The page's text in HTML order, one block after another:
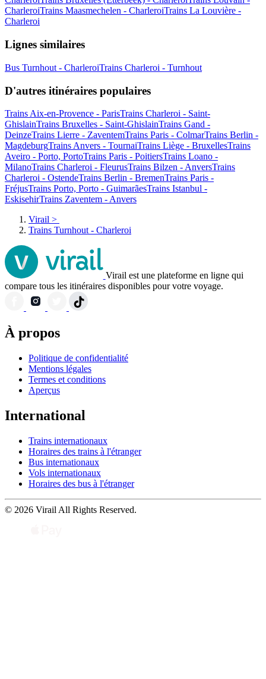
CharleroiTrains Maasmechelen - CharleroiTrains La Louvière -
Charleroi
Lignes similaires
Bus Turnhout - CharleroiTrains Charleroi - Turnhout
D'autres itinéraires populaires
Trains Aix-en-Provence - ParisTrains Charleroi - Saint-
GhislainTrains Bruxelles - Saint-GhislainTrains Gand -
DeinzeTrains Lierre - ZaventemTrains Paris - ColmarTrains Berlin -
MagdeburgTrains Anvers - TournaiTrains Liège - BruxellesTrains
Aveiro - Porto, PortoTrains Paris - PoitiersTrains Loano -
MilanoTrains Charleroi - FleurusTrains Bilzen - AnversTrains
Charleroi - OstendeTrains Berlin - BremenTrains Paris -
FréjusTrains Porto, Porto - GuimarãesTrains Istanbul -
EskisehirTrains Zaventem - Anvers
Virail >
Trains Turnhout - Charleroi
Virail est une plateforme en ligne qui
compare tous les itinéraires disponibles pour votre voyage.
À propos
Politique de confidentialité
Mentions légales
Termes et conditions
Aperçus
International
Trains internationaux
Horaires des trains à l'étranger
Bus internationaux
Vols internationaux
Horaires des bus à l'étranger
© 2026 Virail All Rights Reserved.